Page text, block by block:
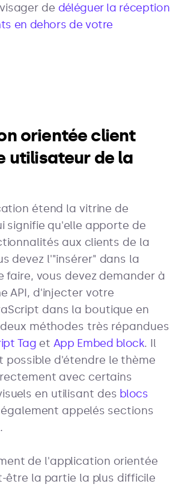
de déléguer la réception
en dehors de votre
orientée client
utilisateur de la
étend la vitrine de
signifie qu'elle apporte de
aux clients de la
devez l'"insérer" dans la
faire, vous devez demander à
API, d'injecter votre
dans la boutique en
méthodes très répandues
Tag et App Embed block. Il
possible d'étendre le thème
avec certains
en utilisant des blocs
appelés sections
de l'application orientée
être la partie la plus difficile